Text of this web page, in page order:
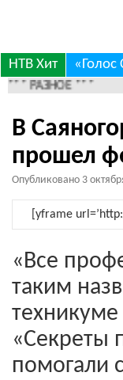
Skip
to
НТВ Хит «Голос
РАЗНОЕ ***
В
прошел
Опубликовано 3
[yframe
«Все
таким
«Секреты
помогали